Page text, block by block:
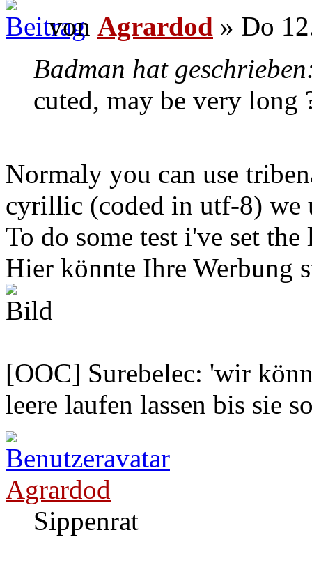
von Agrardod » Do
Badman hat
cuted, may be very long
Normaly you can use
cyrillic (coded in utf-8) we
To do some test i've set
Hier könnte Ihre Werbung
[OOC] Surebelec: 'wir
leere laufen lassen bis sie
Agrardod
Sippenrat